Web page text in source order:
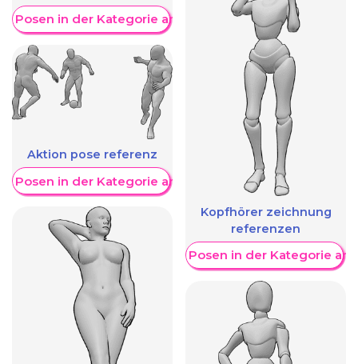
Posen in der Kategorie anzeigen
Aktion pose referenz
Posen in der Kategorie anzeigen
Kopfhörer zeichnung
referenzen
Weitere Posen in der Kategorie